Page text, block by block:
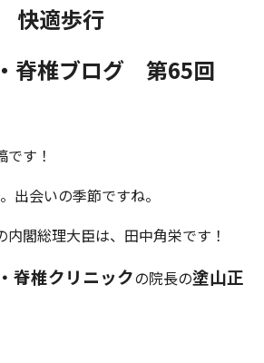
快適歩行
脊椎ブログ 第65回
す！
出会いの季節ですね。
内閣総理大臣は、田中角栄です！
脊椎クリニックの院長の塗山正